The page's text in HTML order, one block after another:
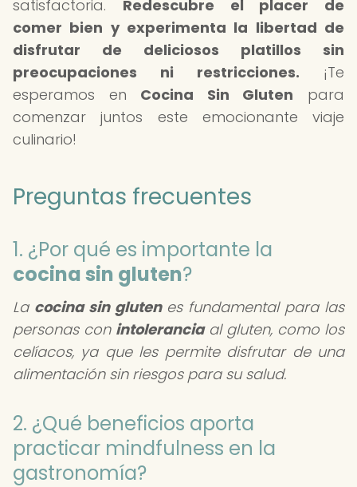
satisfactoria. Redescubre el placer de
comer bien y experimenta la libertad de
disfrutar de deliciosos platillos sin
preocupaciones ni restricciones. ¡Te
esperamos en Cocina Sin Gluten para
comenzar juntos este emocionante viaje
culinario!
Preguntas frecuentes
1. ¿Por qué es importante la
cocina sin gluten?
La cocina sin glutenes fundamental para las
personas con intoleranciaal gluten, como los
celíacos, ya que les permite disfrutar de una
alimentación sin riesgos para su salud.
2. ¿Qué beneficios aporta
practicar mindfulness en la
gastronomía?